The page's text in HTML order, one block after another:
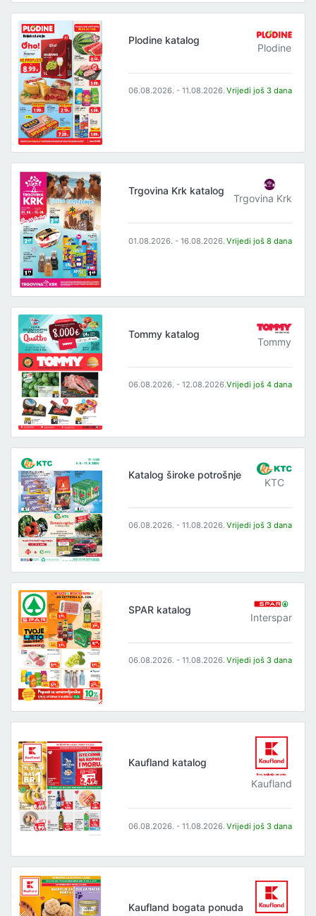
Plodine katalog
Plodine
06.08.2026. - 11.08.2026. Vrijedi još 3 dana
Trgovina Krk katalog
Trgovina Krk
01.08.2026. - 16.08.2026. Vrijedi još 8 dana
Tommy katalog
Tommy
06.08.2026. - 12.08.2026.Vrijedi još 4 dana
Katalog široke potrošnje
KTC
06.08.2026. - 11.08.2026. Vrijedi još 3 dana
SPAR katalog
Interspar
06.08.2026. - 11.08.2026. Vrijedi još 3 dana
Kaufland katalog
Kaufland
06.08.2026. - 11.08.2026. Vrijedi još 3 dana
Kaufland bogata ponuda